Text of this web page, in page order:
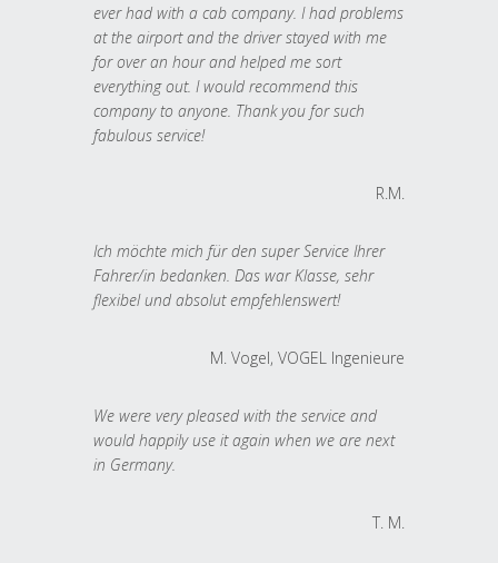
ever had with a cab company. I had problems
at the airport and the driver stayed with me
for over an hour and helped me sort
everything out. I would recommend this
company to anyone. Thank you for such
fabulous service!
R.M.
Ich möchte mich für den super Service Ihrer
Fahrer/in bedanken. Das war Klasse, sehr
flexibel und absolut empfehlenswert!
M. Vogel, VOGEL Ingenieure
We were very pleased with the service and
would happily use it again when we are next
in Germany.
T. M.